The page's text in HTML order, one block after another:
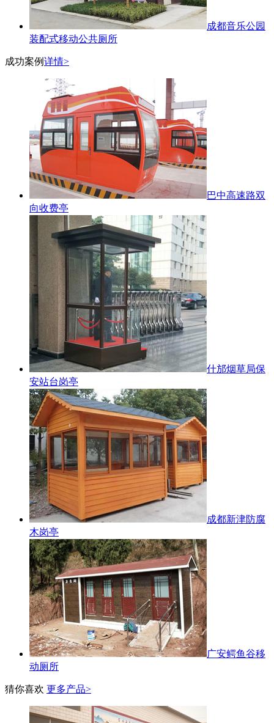
成都音乐公园
装配式移动公共厕所
成功案例详情>
巴中高速路双
向收费亭
什邡烟草局保
安站台岗亭
成都新津防腐
木岗亭
广安鳄鱼谷移
动厕所
猜你喜欢 更多产品>